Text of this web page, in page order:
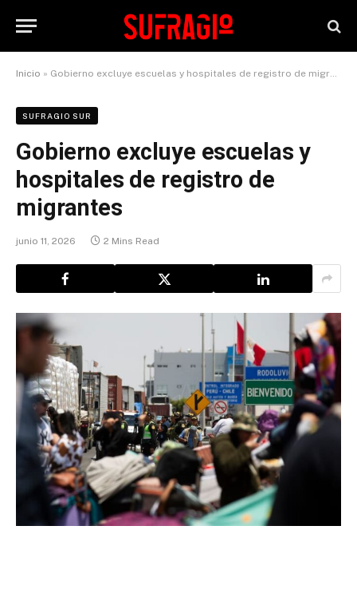
Inicio » Gobierno excluye escuelas y hospitales de registro de migrantes
SUFRAGIO SUR
Gobierno excluye escuelas y
hospitales de registro de
migrantes
junio 11, 2026 2 Mins Read